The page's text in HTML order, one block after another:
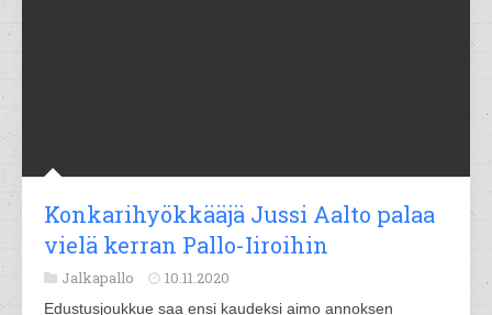
Konkarihyökkääjä Jussi Aalto palaa
vielä kerran Pallo-Iiroihin
Jalkapallo 10.11.2020
Edustusjoukkue saa ensi kaudeksi aimo annoksen